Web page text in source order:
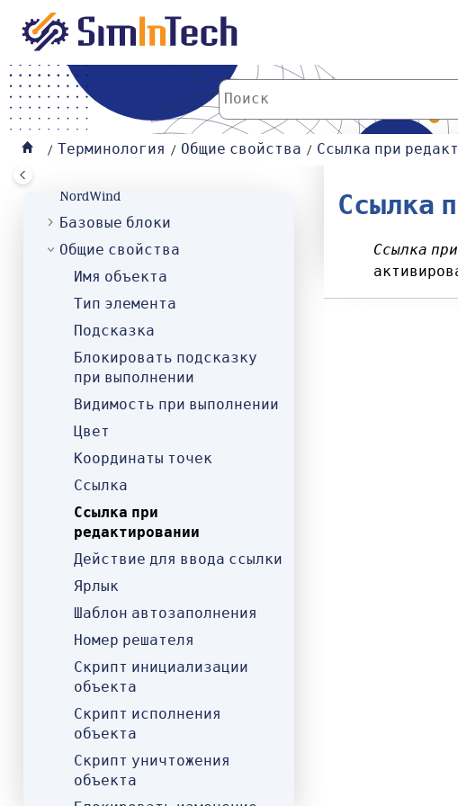
Терминология Общие свойства Ссылка при
Типовое решение
ЦП
Шаг расчета
Шаг синхронизации
Язык программирования
NordWind
Базовые блоки
Общие свойства
Имя объекта
Тип элемента
Подсказка
Блокировать подсказку
при выполнении
Видимость при выполнении
Цвет
Координаты точек
Ссылка
Ссылка при
редактировании
Действие для ввода ссылки
Ярлык
Шаблон автозаполнения
Номер решателя
Скрипт инициализации
объекта
Скрипт исполнения
объекта
Скрипт уничтожения
объекта
Ссылка
Ссылка